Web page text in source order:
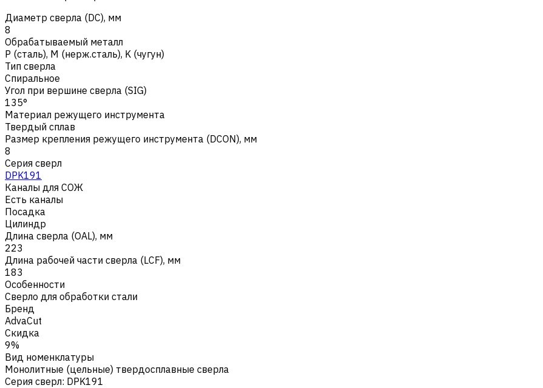
Диаметр сверла (DC), мм
8
Обрабатываемый металл
Р (сталь), M (нерж.сталь), K (чугун)
Тип сверла
Спиральное
Угол при вершине сверла (SIG)
135°
Материал режущего инструмента
Твердый сплав
Размер крепления режущего инструмента (DCON), мм
8
Серия сверл
DPK191
Каналы для СОЖ
Есть каналы
Посадка
Цилиндр
Длина сверла (OAL), мм
223
Длина рабочей части сверла (LCF), мм
183
Особенности
Сверло для обработки стали
Бренд
AdvaCut
Скидка
9%
Вид номенклатуры
Монолитные (цельные) твердосплавные сверла
Серия сверл: DPK191